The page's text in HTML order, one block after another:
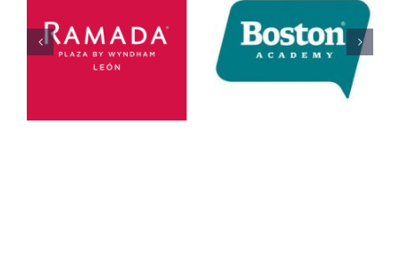
Boston
Academy
Hampton
Inn By
Hilton